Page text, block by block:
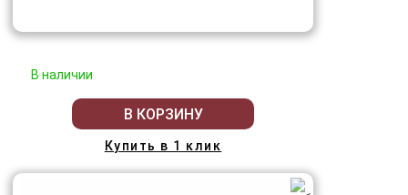
В наличии
В КОРЗИНУ
Купить в 1 клик